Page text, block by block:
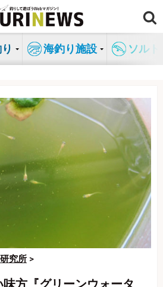
海釣り施設 ソル
究所 >